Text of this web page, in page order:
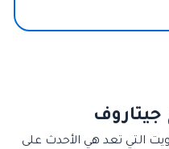
التي تعد هي الأحدث على